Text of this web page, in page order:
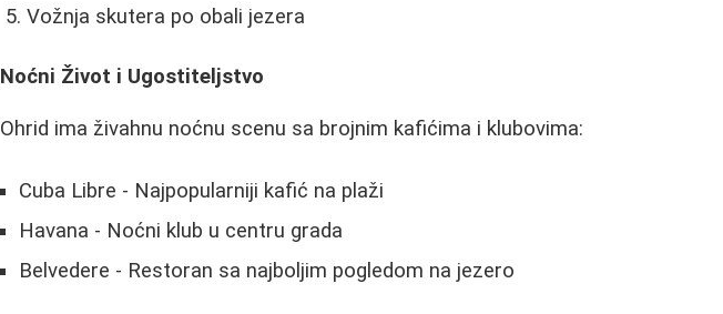
Vožnja skutera po obali jezera
Noćni Život i Ugostiteljstvo
Ohrid ima živahnu noćnu scenu sa brojnim kafićima i klubovima:
Cuba Libre - Najpopularniji kafić na plaži
Havana - Noćni klub u centru grada
Belvedere - Restoran sa najboljim pogledom na jezero